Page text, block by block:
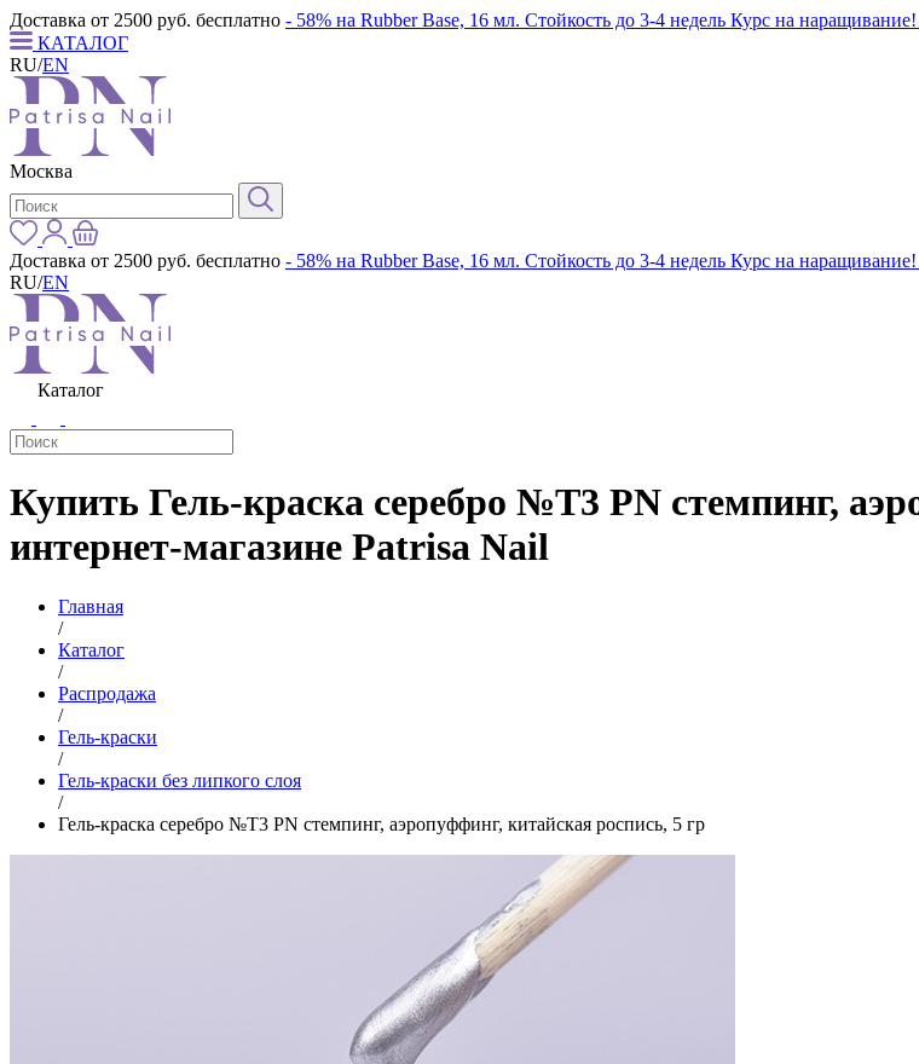
Доставка от 2500 руб. бесплатно - 58% на Rubber Base, 16 мл. Стойкость до 3-4 недель Курс на
КАТАЛОГ
RU/EN
Москва
Доставка от 2500 руб. бесплатно - 58% на Rubber Base, 16 мл. Стойкость до 3-4 недель Курс на
RU/EN
Каталог
Купить Гель-краска серебро №T3 PN стемпинг,
интернет-магазине Patrisa Nail
Главная
/
Каталог
/
Распродажа
/
Гель-краски
/
Гель-краски без липкого слоя
/
Гель-краска серебро №T3 PN стемпинг, аэропуффинг, китайская роспись, 5 гр